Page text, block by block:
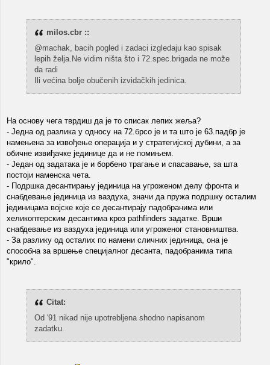
milos.cbr ::
@machak, bacih pogled i zadaci izgledaju kao spisak
lepih želja.Ne vidim ništa što i 72.spec.brigada ne može
da radi
Ili većina bolje obučenih izvidačkih jedinica.
На основу чега тврдиш да је то списак лепих жеља?
- Једна од разлика у односу на 72.брсо је и та што је 63.падбр је
намењена за извођење операција и у стратегијској дубини, а за
обичне извиђачке јединице да и не помињем.
- Један од задатака је и борбено трагање и спасавање, за шта
постоји наменска чета.
- Подршка десантирању јединица на угроженом делу фронта и
снабдевање јединица из ваздуха, значи да пружа подршку осталим
јединицама војске које се десантирају падобранима или
хеликоптерским десантима кроз pathfinders задатке. Врши
снабдевање из ваздуха јединица или угроженог становништва.
- За разлику од осталих по намени сличних јединица, она је
способна за вршење специјалног десанта, падобранима типа
"крило".
Citat:
Od '91 nikad nije upotrebljena shodno napisanom
zadatku.